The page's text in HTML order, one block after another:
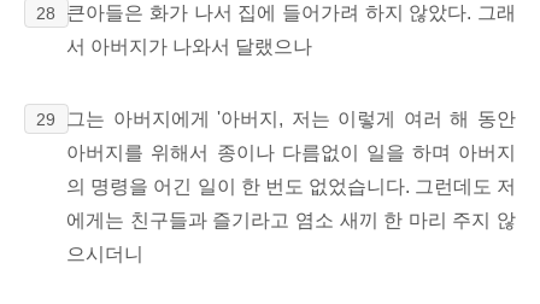
28
큰아들은 화가 나서 집에 들어가려 하지 않았다. 그래
서 아버지가 나와서 달랬으나
29
그는 아버지에게 '아버지, 저는 이렇게 여러 해 동안
아버지를 위해서 종이나 다름없이 일을 하며 아버지
의 명령을 어긴 일이 한 번도 없었습니다. 그런데도 저
에게는 친구들과 즐기라고 염소 새끼 한 마리 주지 않
으시더니